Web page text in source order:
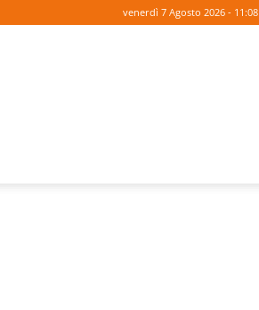
venerdì 7 Agosto 2026 - 11:08